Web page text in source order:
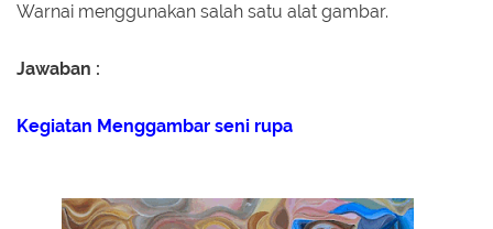
Warnai menggunakan salah satu alat gambar.
Jawaban :
Kegiatan Menggambar seni rupa